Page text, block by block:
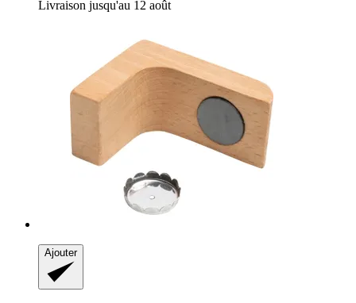
Livraison jusqu'au 12 août
Ajouter